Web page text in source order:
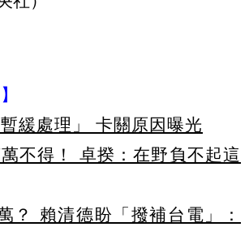
緩處理」 卡關原因曝光
不得！ 卓揆：在野負不起這
？ 賴清德盼「撥補台電」：